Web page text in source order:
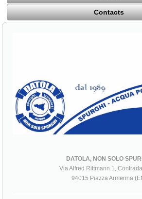
Contacts
DATOLA, NON SOLO
Via Alfred Rittmann 1,
94015 Piazza Armerina